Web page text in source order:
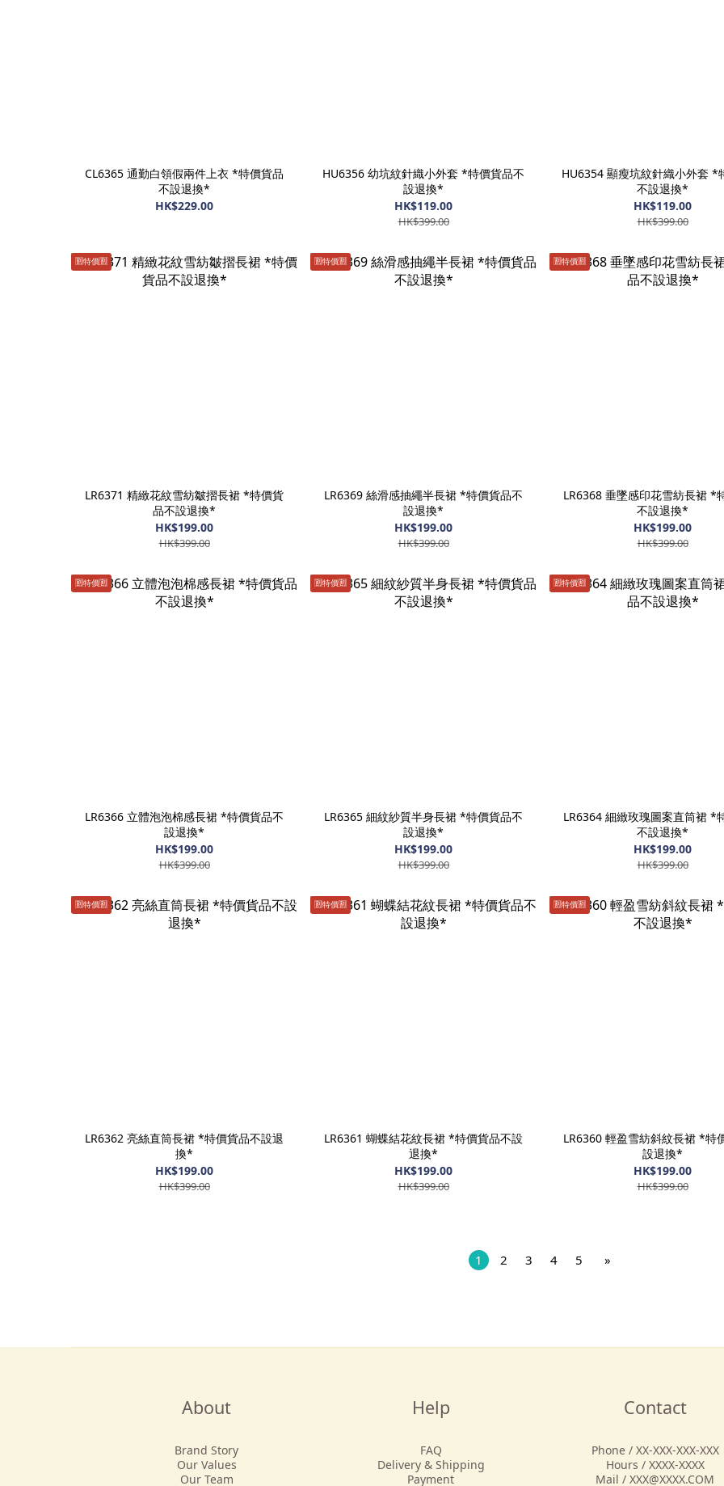
CL6365 通勤白領假兩件上衣 *特價貨品
不設退換*
HK$229.00
HU6356 幼坑紋針織小外套 *特價貨品不
設退換*
HK$119.00
HK$399.00
HU6354 顯瘦坑紋針織小外套 *
不設退換*
HK$119.00
HK$399.00
🈹️特價🈹️
LR6371 精緻花紋雪紡皺摺長裙 *特價貨
品不設退換*
HK$199.00
HK$399.00
🈹️特價🈹️
LR6369 絲滑感抽繩半長裙 *特價貨品不
設退換*
HK$199.00
HK$399.00
🈹️特價🈹️
LR6368 垂墜感印花雪紡長裙 *
不設退換*
HK$199.00
HK$399.00
🈹️特價🈹️
LR6366 立體泡泡棉感長裙 *特價貨品不
設退換*
HK$199.00
HK$399.00
🈹️特價🈹️
LR6365 細紋紗質半身長裙 *特價貨品不
設退換*
HK$199.00
HK$399.00
🈹️特價🈹️
LR6364 細緻玫瑰圖案直筒裙 *
不設退換*
HK$199.00
HK$399.00
🈹️特價🈹️
LR6362 亮絲直筒長裙 *特價貨品不設退
換*
HK$199.00
HK$399.00
🈹️特價🈹️
LR6361 蝴蝶結花紋長裙 *特價貨品不設
退換*
HK$199.00
HK$399.00
🈹️特價🈹️
LR6360 輕盈雪紡斜紋長裙 *特
設退換*
HK$199.00
HK$399.00
1 2 3 4 5 »
About
Brand Story
Our Values
Our Team
Help
FAQ
Delivery & Shipping
Payment
Contact
Phone / XX-XXX-XXX-XXX
Hours / XXXX-XXXX
Mail / XXX@XXXX.COM